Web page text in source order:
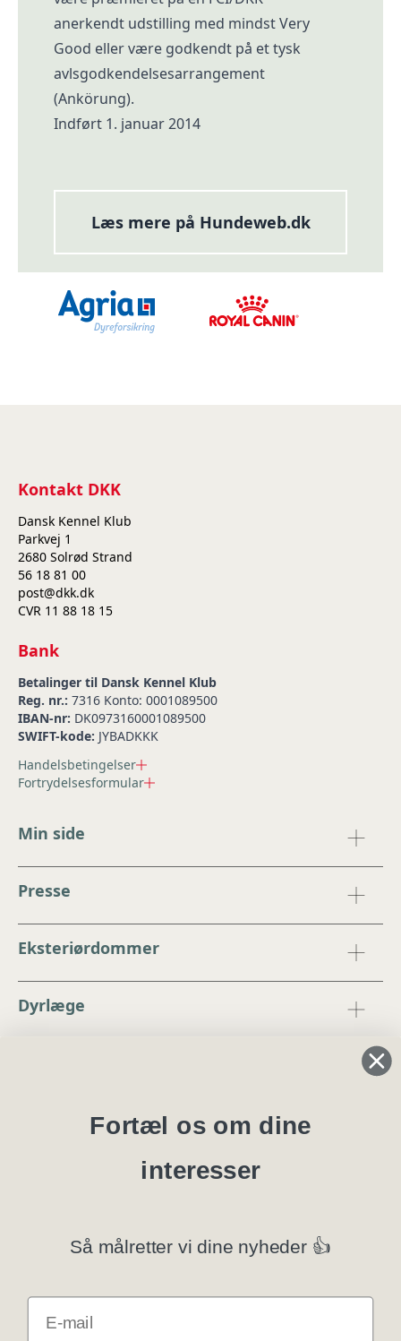
anerkendt udstilling med mindst Very
Good eller være godkendt på et tysk
avlsgodkendelsesarrangement
(Ankörung).
Indført 1. januar 2014
Læs mere på Hundeweb.dk
Kontakt DKK
Dansk Kennel Klub
Parkvej 1
2680 Solrød Strand
56 18 81 00
post@dkk.dk
CVR 11 88 18 15
Bank
Betalinger til Dansk Kennel Klub
Reg. nr.: 7316 Konto: 0001089500
IBAN-nr: DK0973160001089500
SWIFT-kode: JYBADKKK
Handelsbetingelser
Fortrydelsesformular
Min side
Presse
Eksteriørdommer
Dyrlæge
Blanketter
Privatlivspolitik
Fortæl os om dine
interesser
Så målretter vi dine nyheder 👍
E-mail